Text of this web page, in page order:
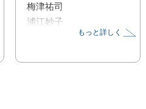
梅津祐司
浦江妙子
もっと詳しく